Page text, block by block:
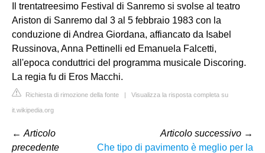
Il trentatreesimo Festival di Sanremo si svolse al teatro
Ariston di Sanremo dal 3 al 5 febbraio 1983 con la
conduzione di Andrea Giordana, affiancato da Isabel
Russinova, Anna Pettinelli ed Emanuela Falcetti,
all'epoca conduttrici del programma musicale Discoring.
La regia fu di Eros Macchi.
Richiesta di rimozione della fonte | Visualizza la risposta completa su
it.wikipedia.org
← Articolo
precedente
Articolo successivo →
Che tipo di pavimento è meglio per la